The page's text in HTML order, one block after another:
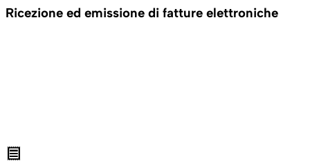
Ricezione ed emissione di fatture elettroniche
receipt